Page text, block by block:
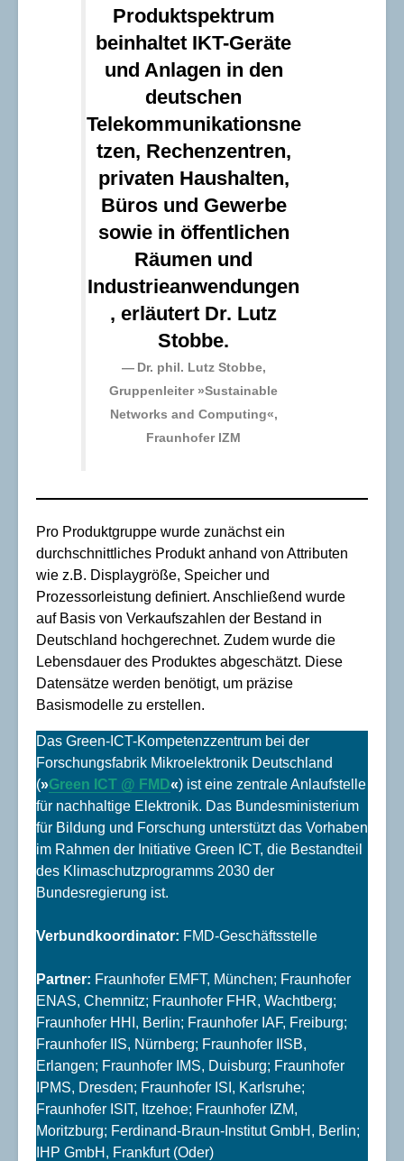
Produktspektrum
beinhaltet IKT-Geräte
und Anlagen in den
deutschen
Telekommunikationsne
tzen, Rechenzentren,
privaten Haushalten,
Büros und Gewerbe
sowie in öffentlichen
Räumen und
Industrieanwendungen
, erläutert Dr. Lutz
Stobbe.
Dr. phil. Lutz Stobbe,
Gruppenleiter »Sustainable
Networks and Computing«,
Fraunhofer IZM
Pro Produktgruppe wurde zunächst ein
durchschnittliches Produkt anhand von Attributen
wie z.B. Displaygröße, Speicher und
Prozessorleistung definiert. Anschließend wurde
auf Basis von Verkaufszahlen der Bestand in
Deutschland hochgerechnet. Zudem wurde die
Lebensdauer des Produktes abgeschätzt. Diese
Datensätze werden benötigt, um präzise
Basismodelle zu erstellen.
Das Green-ICT-Kompetenzzentrum bei der
Forschungsfabrik Mikroelektronik Deutschland
(»Green ICT @ FMD«) ist eine zentrale Anlaufstelle
für nachhaltige Elektronik. Das Bundesministerium
für Bildung und Forschung unterstützt das Vorhaben
im Rahmen der Initiative Green ICT, die Bestandteil
des Klimaschutzprogramms 2030 der
Bundesregierung ist.
Verbundkoordinator: FMD-Geschäftsstelle
Partner: Fraunhofer EMFT, München; Fraunhofer
ENAS, Chemnitz; Fraunhofer FHR, Wachtberg;
Fraunhofer HHI, Berlin; Fraunhofer IAF, Freiburg;
Fraunhofer IIS, Nürnberg; Fraunhofer IISB,
Erlangen; Fraunhofer IMS, Duisburg; Fraunhofer
IPMS, Dresden; Fraunhofer ISI, Karlsruhe;
Fraunhofer ISIT, Itzehoe; Fraunhofer IZM,
Moritzburg; Ferdinand-Braun-Institut GmbH, Berlin;
IHP GmbH, Frankfurt (Oder)